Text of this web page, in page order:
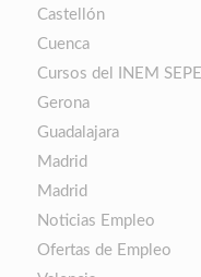
Castellón
Cuenca
Cursos del INEM SEPE
Gerona
Guadalajara
Madrid
Madrid
Noticias Empleo
Ofertas de Empleo